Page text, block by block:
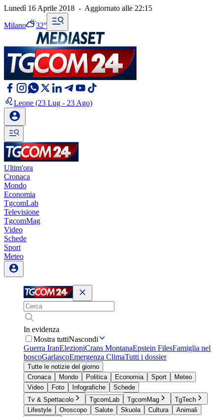
Lunedì 16 Aprile 2018 - Aggiornato alle 22:15
Milano 32°
Leone (23 Lug - 23 Ago)
Ultim'ora
Cronaca
Mondo
Economia
TgcomLab
Televisione
TgcomMag
Video
Schede
Sport
Meteo
In evidenza
Mostra tuttiNascondi
Guerra IranElezioniCrans MontanaEpstein FilesFamiglia nel
boscoGarlascoEmergenza ClimaTutti i dossier
Tutte le notizie del giorno
Cronaca
Mondo Politica Economia Sport
Meteo
Video
Foto Infografiche
Schede
Tv & Spettacolo
TgcomLab TgcomMag
TgTech
Lifestyle
Oroscopo Salute Skuola Cultura
Animali